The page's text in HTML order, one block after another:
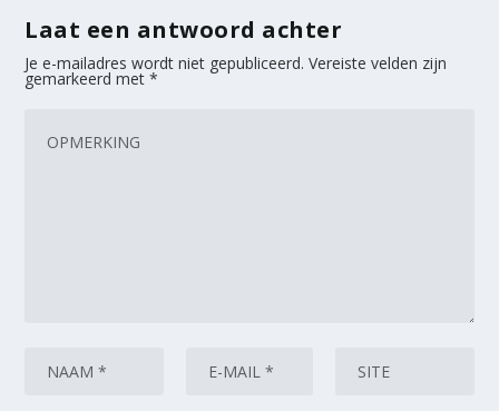
Laat een antwoord achter
Je e-mailadres wordt niet gepubliceerd. Vereiste velden zijn
gemarkeerd met*